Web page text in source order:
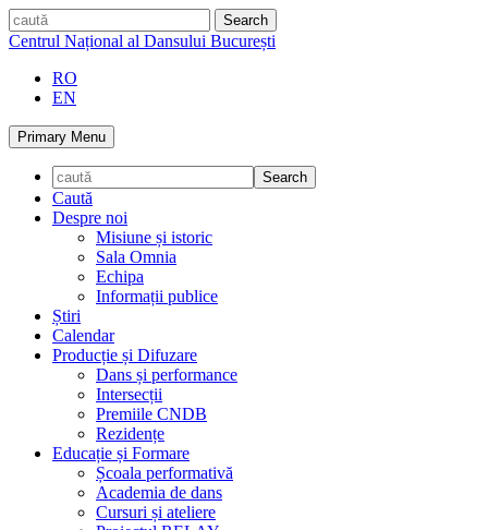
Skip
to
caută
Centrul Național al Dansului București
RO
EN
Primary Menu
Caută
Despre noi
Misiune și istoric
Sala Omnia
Echipa
Informații publice
Știri
Calendar
Producție și Difuzare
Dans și performance
Intersecții
Premiile CNDB
Rezidențe
Educație și Formare
Școala performativă
Academia de dans
Cursuri și ateliere